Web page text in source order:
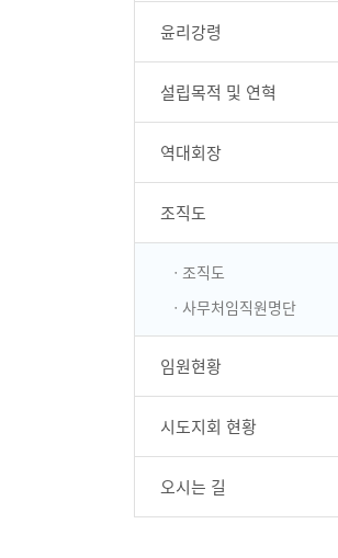
윤리강령
설립목적 및 연혁
역대회장
조직도
ㆍ조직도
ㆍ사무처임직원명단
임원현황
시도지회 현황
오시는 길